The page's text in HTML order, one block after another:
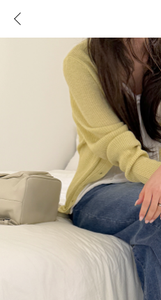
로그인
리뷰 & 혜택
CATEGORY
도착보장⚡
인플루언서 pick!